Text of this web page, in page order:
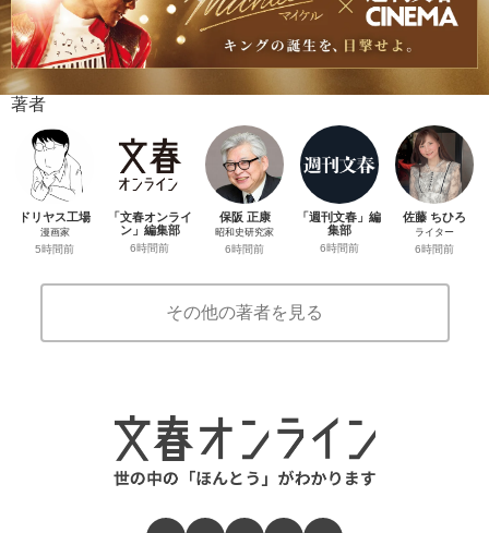
著者
ドリヤス工場
漫画家
5時間前
「文春オンライ
ン」編集部
6時間前
保阪 正康
昭和史研究家
6時間前
「週刊文春」編
集部
6時間前
佐藤 ちひろ
ライター
6時間前
その他の著者を見る